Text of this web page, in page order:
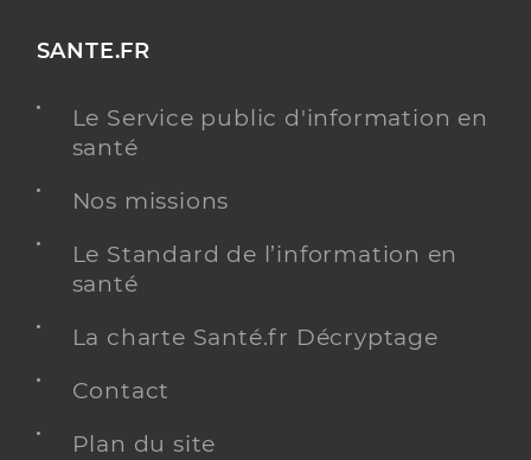
SANTE.FR
Le Service public d'information en
santé
Nos missions
Le Standard de l’information en
santé
La charte Santé.fr Décryptage
Contact
Plan du site